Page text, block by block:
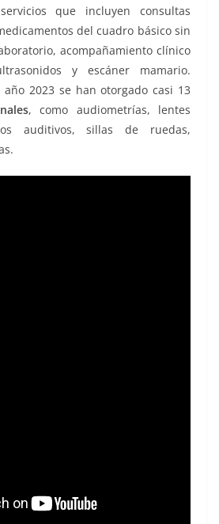
que incluyen consultas
del cuadro básico sin
acompañamiento clínico
y escáner mamario.
2023 se han otorgado casi 13
, como audiometrías, lentes
auditivos, sillas de ruedas,